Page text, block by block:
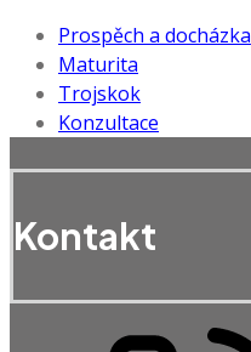
Prospěch a docházka
Maturita
Trojskok
Konzultace
Kontakt